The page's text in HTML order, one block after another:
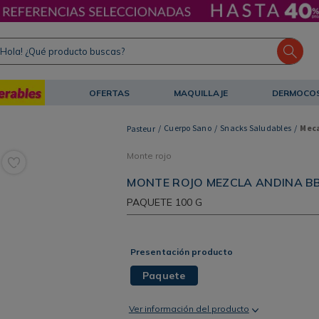
¿Qué producto buscas?
OFERTAS MAQUILLAJE
Cuerpo Sano Snacks Saludables
Monte rojo
MONTE ROJO MEZCLA ANDINA
PAQUETE 100 G
Presentación producto
Paquete
Ver información del producto